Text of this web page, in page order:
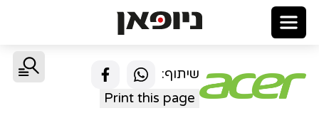
שיתוף:
Print this page